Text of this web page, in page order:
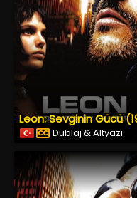
Dublaj & Altyazı